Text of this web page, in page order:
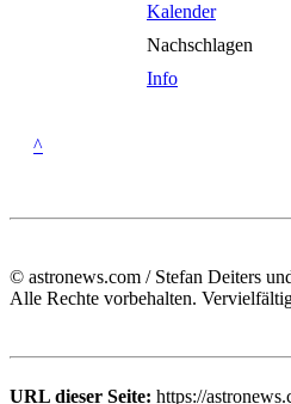
Kalender
Nachschlagen
Info
^
© astronews.com / Stefan Deiters
Alle Rechte vorbehalten.
URL dieser Seite: https://